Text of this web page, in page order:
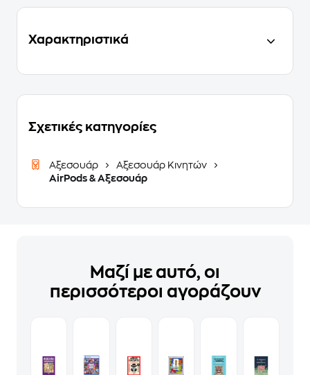
Χαρακτηριστικά
Σχετικές κατηγορίες
Αξεσουάρ
Αξεσουάρ Κινητών
AirPods & Αξεσουάρ
Μαζί με αυτό, οι
περισσότεροι αγοράζουν